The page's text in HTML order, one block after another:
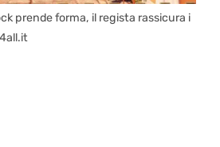
prende forma, il regista rassicura i